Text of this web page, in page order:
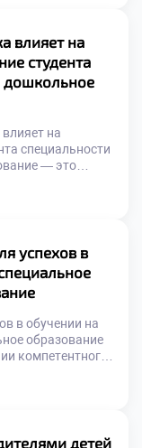
путь
сегодня. Каждый
по душе и […]
влияет на
студента
дошкольное
на
специальности
— это
опыта
с живой
ежедневно.
конкретных […]
успехов в
в обучении на
образование
компетентного
позволяет
Она помогает
Оценка
характер.
инструменты для
детей